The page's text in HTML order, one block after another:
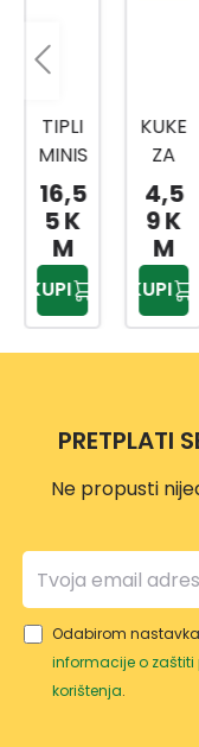
KUKE
ZA
LUST
ER
80M
M
4KO
M
FI4,7
NČA
4,5
9 K
M
KUPI
PODL
OŠKE
M12
5KO
M
DIN
9021
POCI
NČA
5,2
9 K
M
KUPI
PRETPLATI
Ne propusti
Odabirom
informacije o
korištenja.